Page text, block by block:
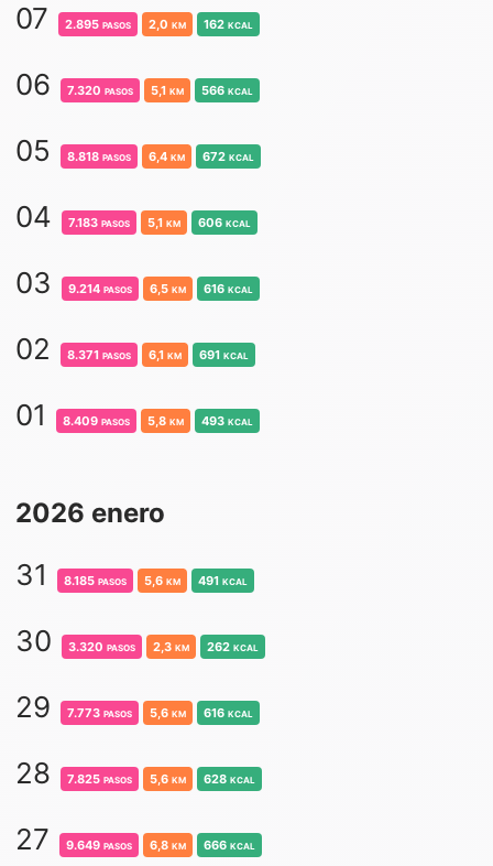
07 2.895 pasos 2,0 km 162 kcal
06 7.320 pasos 5,1 km 566 kcal
05 8.818 pasos 6,4 km 672 kcal
04 7.183 pasos 5,1 km 606 kcal
03 9.214 pasos 6,5 km 616 kcal
02 8.371 pasos 6,1 km 691 kcal
01 8.409 pasos 5,8 km 493 kcal
2026 enero
31 8.185 pasos 5,6 km 491 kcal
30 3.320 pasos 2,3 km 262 kcal
29 7.773 pasos 5,6 km 616 kcal
28 7.825 pasos 5,6 km 628 kcal
27 9.649 pasos 6,8 km 666 kcal